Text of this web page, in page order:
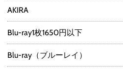
AKIRA
Blu-ray1枚1650円以下
Blu-ray（ブルーレイ）